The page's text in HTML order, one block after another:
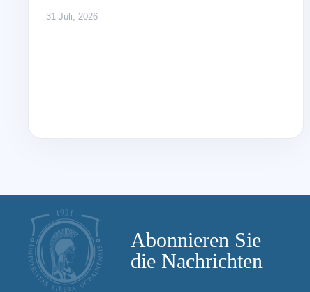
31 Juli, 2026
Abonnieren Sie
die Nachrichten